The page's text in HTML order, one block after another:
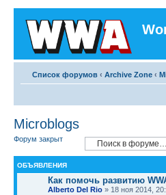
Список форумов ‹ Archive Zone ‹
Microblogs
Форум закрыт
ОБЪЯВЛЕНИЯ
Как помочь развитию
Alberto Del Rio » 18 ноя 2014,